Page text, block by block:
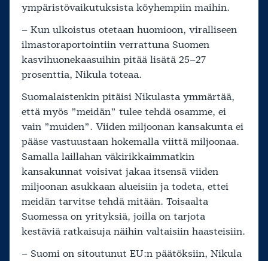
ympäristövaikutuksista köyhempiin maihin.
– Kun ulkoistus otetaan huomioon, viralliseen
ilmastoraportointiin verrattuna Suomen
kasvihuonekaasuihin pitää lisätä 25–27
prosenttia, Nikula toteaa.
Suomalaistenkin pitäisi Nikulasta ymmärtää,
että myös ”meidän” tulee tehdä osamme, ei
vain ”muiden”. Viiden miljoonan kansakunta ei
pääse vastuustaan hokemalla viittä miljoonaa.
Samalla laillahan väkirikkaimmatkin
kansakunnat voisivat jakaa itsensä viiden
miljoonan asukkaan alueisiin ja todeta, ettei
meidän tarvitse tehdä mitään. Toisaalta
Suomessa on yrityksiä, joilla on tarjota
kestäviä ratkaisuja näihin valtaisiin haasteisiin.
– Suomi on sitoutunut EU:n päätöksiin, Nikula